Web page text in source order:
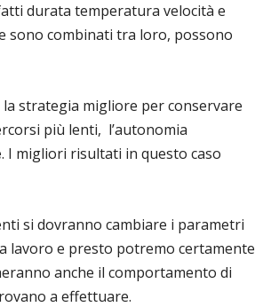
durata temperatura velocità e
sono combinati tra loro, possono
strategia migliore per conservare
più lenti, l’autonomia
. I migliori risultati in questo caso
si dovranno cambiare i parametri
lavoro e presto potremo certamente
anche il comportamento di
a effettuare.